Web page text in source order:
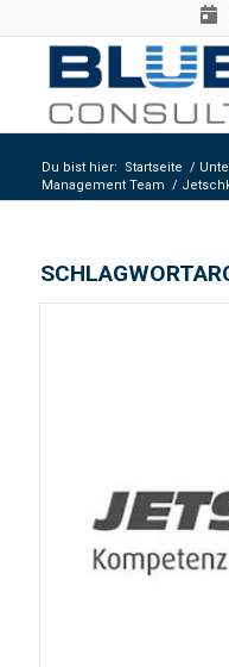
Du bist hier: Startseite /
Management Team /